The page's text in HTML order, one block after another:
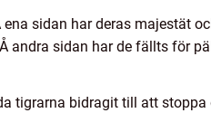
sidan har deras majestät
andra sidan har de fällts för
tigrarna bidragit till att